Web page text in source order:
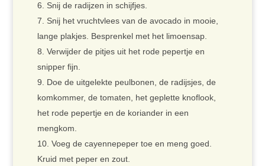
Snij de radijzen in schijfjes.
Snij het vruchtvlees van de avocado in mooie,
lange plakjes. Besprenkel met het limoensap.
Verwijder de pitjes uit het rode pepertje en
snipper fijn.
Doe de uitgelekte peulbonen, de radijsjes, de
komkommer, de tomaten, het geplette knoflook,
het rode pepertje en de koriander in een
mengkom.
Voeg de cayennepeper toe en meng goed.
Kruid met peper en zout.